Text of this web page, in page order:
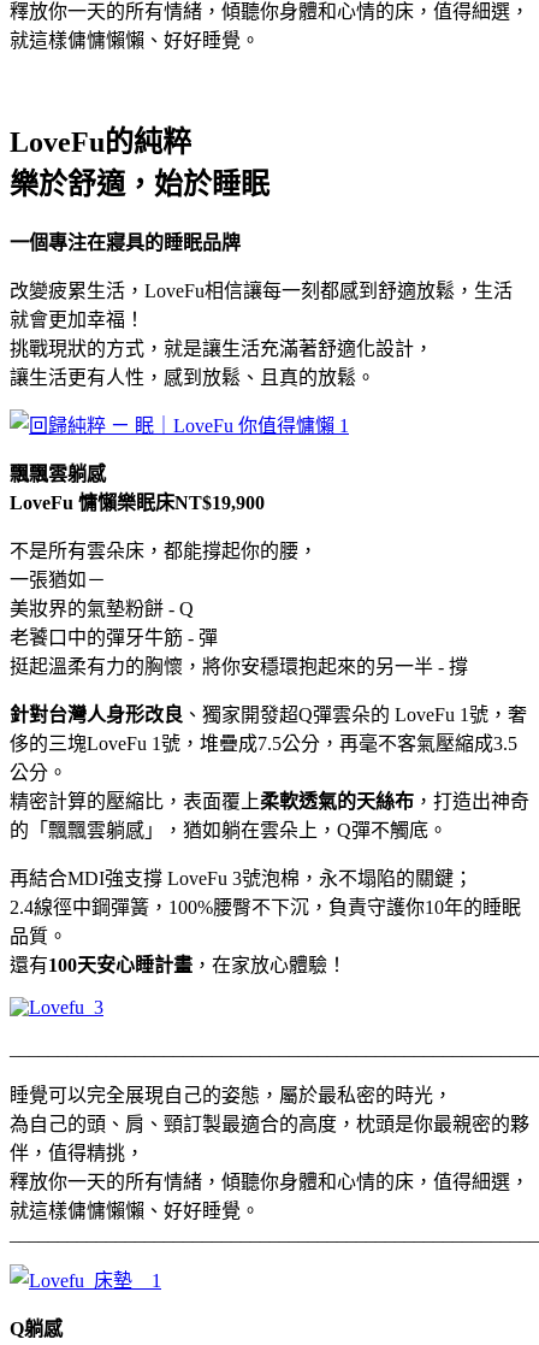
釋放你一天的所有情緒，傾聽你身體和心情的床，值得細選，
就這樣傭慵懶懶、好好睡覺。
LoveFu的純粹
樂於舒適，始於睡眠
一個專注在寢具的睡眠品牌
改變疲累生活， LoveFu相信讓每一刻都感到舒適放鬆，生活
就會更加幸福！
挑戰現狀的方式，就是讓生活充滿著舒適化設計，
讓生活更有人性，感到放鬆、且真的放鬆。
飄飄雲躺感
LoveFu 慵懶樂眠床NT$19,900
不是所有雲朵床，都能撐起你的腰，
一張猶如－
美妝界的氣墊粉餅 - Q
老饕口中的彈牙牛筋 - 彈
挺起溫柔有力的胸懷，將你安穩環抱起來的另一半 - 撐
針對台灣人身形改良 、獨家開發超Q彈雲朵的 LoveFu 1號，奢
侈的三塊LoveFu 1號，堆疊成7.5公分，再毫不客氣壓縮成3.5
公分。
精密計算的壓縮比，表面覆上柔軟透氣的天絲布 ，打造出神奇
的「飄飄雲躺感」，猶如躺在雲朵上，Q彈不觸底。
再結合MDI強支撐 LoveFu 3號泡棉，永不塌陷的關鍵；
2.4線徑中鋼彈簧，100%腰臀不下沉，負責守護你10年的睡眠
品質。
還有100天安心睡計畫 ，在家放心體驗！
睡覺可以完全展現自己的姿態，屬於最私密的時光，
為自己的頭、肩、頸訂製最適合的高度，枕頭是你最親密的夥
伴，值得精挑，
釋放你一天的所有情緒，傾聽你身體和心情的床，值得細選，
就這樣傭慵懶懶、好好睡覺。
Q躺感